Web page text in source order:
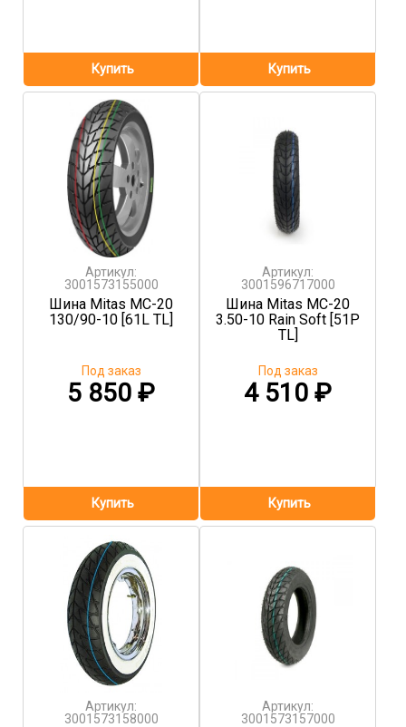
Артикул:
3001573155000
Шина Mitas MC-20
130/90-10 [61L TL]
5 850 ₽
Под заказ
Артикул:
3001596717000
Шина Mitas MC-20
3.50-10 Rain Soft [51P
TL]
4 510₽
Под заказ
Артикул:
3001573158000
Артикул:
3001573157000